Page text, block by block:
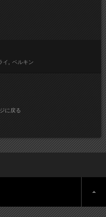
イ ベルキン
に戻る